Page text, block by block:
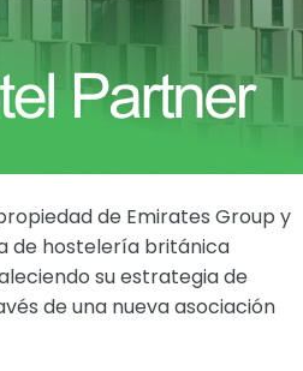
de Emirates Group y
de hostelería británica
su estrategia de
de una nueva asociación